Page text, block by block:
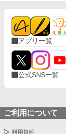
アプリ一覧
公式SNS一覧
ご利用について
利用規約